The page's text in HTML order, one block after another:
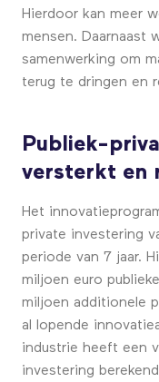
Hierdoor kan meer
mensen. Daarnaast
samenwerking om
terug te dringen en
Publiek-
versterkt en
Het
private investering
periode van 7 jaar.
miljoen euro
miljoen additionele
al lopende
industrie heeft een
investering